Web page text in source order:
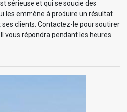
sérieuse et qui se soucie des
les emmène à produire un résultat
clients. Contactez-le pour soutirer
vous répondra pendant les heures